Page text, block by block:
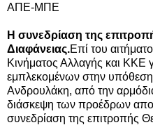
ΑΠΕ-ΜΠΕ
Η συνεδρίαση της
Διαφάνειας.Επί του
Κινήματος Αλλαγής και ΚΚΕ
εμπλεκομένων στην
Ανδρουλάκη, από την
διάσκεψη των προέδρων
συνεδρίαση της επιτροπής